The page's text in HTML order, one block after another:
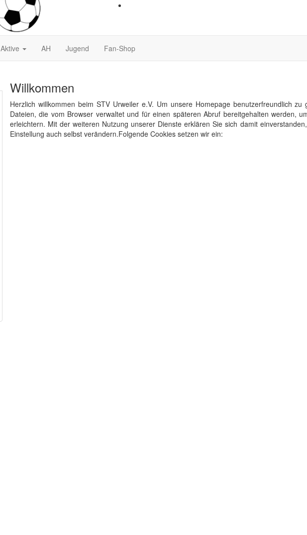
Aktive AH Jugend Fan-Shop
Willkommen
Herzlich willkommen beim STV Urweiler e.V. Um unsere Homepage benutzerfreundlich
Dateien, die vom Browser verwaltet und für einen späteren Abruf bereitgehalten werden,
erleichtern. Mit der weiteren Nutzung unserer Dienste erklären Sie sich damit
Einstellung auch selbst verändern.Folgende Cookies setzen wir ein: